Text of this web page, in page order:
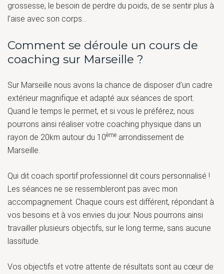
grossesse, le besoin de perdre du poids, de se sentir plus à
l’aise avec son corps…
Comment se déroule un cours de
coaching sur Marseille ?
Sur Marseille nous avons la chance de disposer d’un cadre
extérieur magnifique et adapté aux séances de sport.
Quand le temps le permet, et si vous le préférez, nous
pourrons ainsi réaliser votre coaching physique dans un
rayon de 20km autour du 10ème arrondissement de
Marseille.
Qui dit coach sportif professionnel dit cours personnalisé !
Les séances ne se ressembleront pas avec mon
accompagnement. Chaque cours est différent, répondant à
vos besoins et à vos envies du jour. Nous pourrons ainsi
travailler plusieurs objectifs, sur le long terme, sans aucune
lassitude.
Vos objectifs et votre attente de résultats sont au cœur de